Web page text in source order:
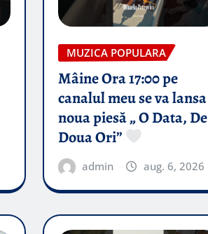
MUZICA POPULARA
Mâine Ora 17:00 pe
canalul meu se va lansa
noua piesă „ O Data, De
Doua Ori”
admin aug. 6, 2026